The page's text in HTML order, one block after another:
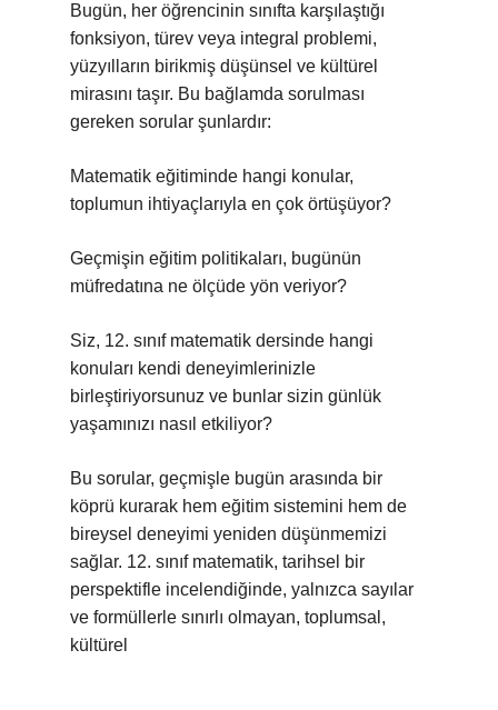
Bugün, her öğrencinin sınıfta karşılaştığı
fonksiyon, türev veya integral problemi,
yüzyılların birikmiş düşünsel ve kültürel
mirasını taşır. Bu bağlamda sorulması
gereken sorular şunlardır:
Matematik eğitiminde hangi konular,
toplumun ihtiyaçlarıyla en çok örtüşüyor?
Geçmişin eğitim politikaları, bugünün
müfredatına ne ölçüde yön veriyor?
Siz, 12. sınıf matematik dersinde hangi
konuları kendi deneyimlerinizle
birleştiriyorsunuz ve bunlar sizin günlük
yaşamınızı nasıl etkiliyor?
Bu sorular, geçmişle bugün arasında bir
köprü kurarak hem eğitim sistemini hem de
bireysel deneyimi yeniden düşünmemizi
sağlar. 12. sınıf matematik, tarihsel bir
perspektifle incelendiğinde, yalnızca sayılar
ve formüllerle sınırlı olmayan, toplumsal,
kültürel